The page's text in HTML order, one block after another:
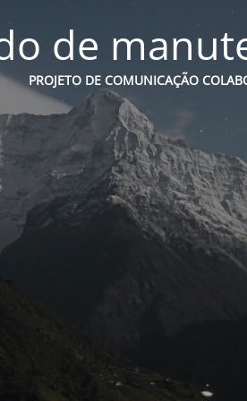
de
PROJETO DE COMUNICAÇÃO